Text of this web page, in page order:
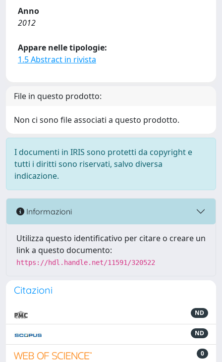
Anno
2012
Appare nelle tipologie:
1.5 Abstract in rivista
File in questo prodotto:
Non ci sono file associati a questo prodotto.
I documenti in IRIS sono protetti da copyright e
tutti i diritti sono riservati, salvo diversa
indicazione.
Informazioni
Utilizza questo identificativo per citare o creare un
link a questo documento:
https://hdl.handle.net/11591/320522
Citazioni
ND
ND
0